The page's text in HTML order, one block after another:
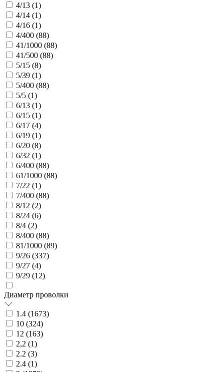
4/13 (1)
4/14 (1)
4/16 (1)
4/400 (88)
41/1000 (88)
41/500 (88)
5/15 (8)
5/39 (1)
5/400 (88)
5/5 (1)
6/13 (1)
6/15 (1)
6/17 (4)
6/19 (1)
6/20 (8)
6/32 (1)
6/400 (88)
61/1000 (88)
7/22 (1)
7/400 (88)
8/12 (2)
8/24 (6)
8/4 (2)
8/400 (88)
81/1000 (89)
9/26 (337)
9/27 (4)
9/29 (12)
Диаметр проволки
1.4 (1673)
10 (324)
12 (163)
2,2 (1)
2.2 (3)
2.4 (1)